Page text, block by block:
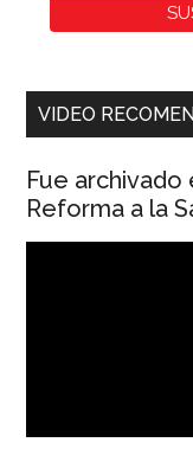
VIDEO
Fue
Reforma a la